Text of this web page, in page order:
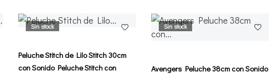
Peluche Stitch de Lilo Stitch 30cm
con Sonido Peluche Stitch con
Sin stock
Avengers Peluche 38cm con Sonido
Sin stock